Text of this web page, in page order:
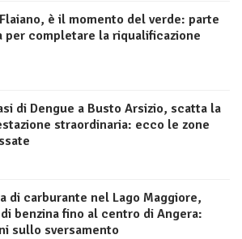
è il momento del verde: parte
per completare la riqualificazione
di Dengue a Busto Arsizio, scatta la
straordinaria: ecco le zone
di carburante nel Lago Maggiore,
benzina fino al centro di Angera:
sullo sversamento